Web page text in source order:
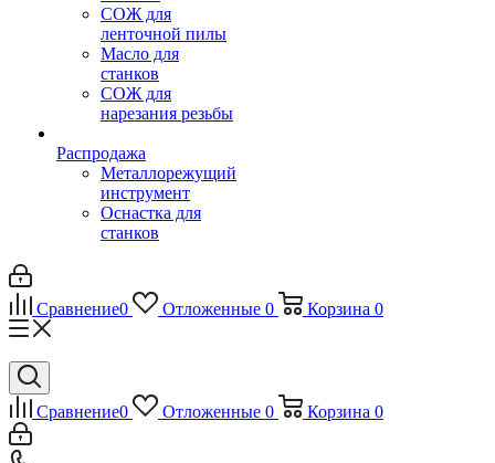
СОЖ для
ленточной пилы
Масло для
станков
СОЖ для
нарезания резьбы
Распродажа
Металлорежущий
инструмент
Оснастка для
станков
Сравнение0 Отложенные 0 Корзина 0
Сравнение0 Отложенные 0 Корзина 0